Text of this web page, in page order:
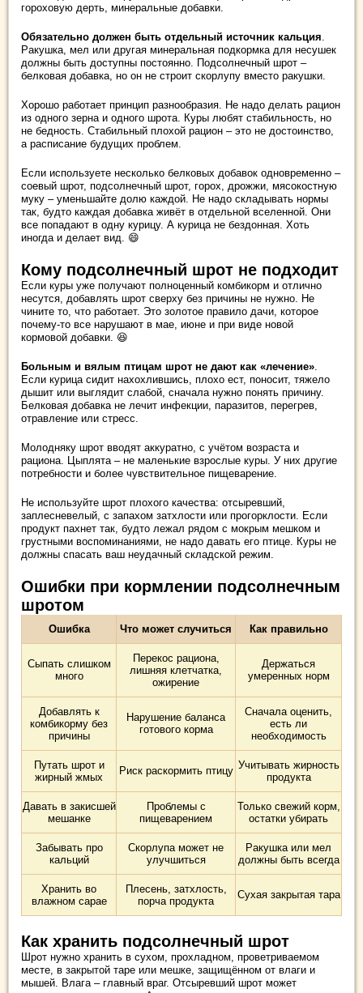
гороховую дерть, минеральные добавки.
Обязательно должен быть отдельный источник кальция
Ракушка, мел или другая минеральная подкормка для несушек
должны быть доступны постоянно. Подсолнечный шрот –
белковая добавка, но он не строит скорлупу вместо ракушки.
Хорошо работает принцип разнообразия. Не надо делать рацион
из одного зерна и одного шрота. Куры любят стабильность, но
не бедность. Стабильный плохой рацион – это не достоинство,
а расписание будущих проблем.
Если используете несколько белковых добавок одновременно –
соевый шрот, подсолнечный шрот, горох, дрожжи, мясокостную
муку – уменьшайте долю каждой. Не надо складывать нормы
так, будто каждая добавка живёт в отдельной вселенной. Они
все попадают в одну курицу. А курица не бездонная. Хоть
иногда и делает вид. 😄
Кому подсолнечный шрот не подходит
Если куры уже получают полноценный комбикорм и отлично
несутся, добавлять шрот сверху без причины не нужно. Не
чините то, что работает. Это золотое правило дачи, которое
почему-то все нарушают в мае, июне и при виде новой
кормовой добавки. 😆
Больным и вялым птицам шрот не дают как «лечение»
Если курица сидит нахохлившись, плохо ест, поносит, тяжело
дышит или выглядит слабой, сначала нужно понять причину.
Белковая добавка не лечит инфекции, паразитов, перегрев,
отравление или стресс.
Молодняку шрот вводят аккуратно, с учётом возраста и
рациона. Цыплята – не маленькие взрослые куры. У них другие
потребности и более чувствительное пищеварение.
Не используйте шрот плохого качества: отсыревший,
заплесневелый, с запахом затхлости или прогорклости. Если
продукт пахнет так, будто лежал рядом с мокрым мешком и
грустными воспоминаниями, не надо давать его птице. Куры не
должны спасать ваш неудачный складской режим.
Ошибки при кормлении подсолнечным
шротом
Ошибка Что может случиться Как правильно
Сыпать слишком
много
Перекос рациона,
лишняя клетчатка,
ожирение
Держаться
умеренных норм
Добавлять к
комбикорму без
причины
Нарушение баланса
готового корма
Сначала оценить,
есть ли
необходимость
Путать шрот и
жирный жмых
Риск раскормить птицу Учитывать жирность
продукта
Давать в закисшей
мешанке
Проблемы с
пищеварением
Только свежий корм,
остатки убирать
Забывать про
кальций
Скорлупа может не
улучшиться
Ракушка или мел
должны быть всегда
Хранить во
влажном сарае
Плесень, затхлость,
порча продукта
Сухая закрытая тара
Как хранить подсолнечный шрот
Шрот нужно хранить в сухом, прохладном, проветриваемом
месте, в закрытой таре или мешке, защищённом от влаги и
мышей. Влага – главный враг. Отсыревший шрот может